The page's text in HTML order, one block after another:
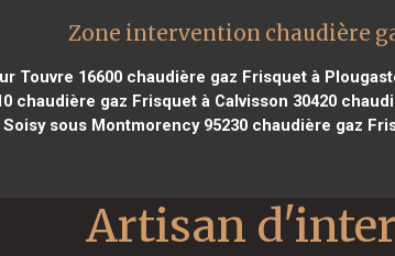
Zone intervention chaudière
Touvre 16600 chaudière gaz Frisquet à
chaudière gaz Frisquet à Calvisson 30420
Soisy sous Montmorency 95230 chaudière gaz
Artisan